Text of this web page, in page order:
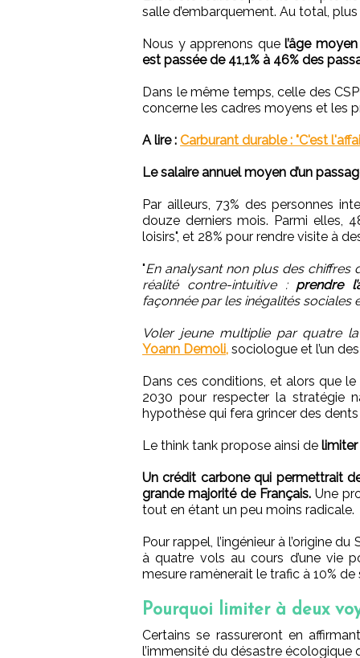
salle d’embarquement. Au total,
Nous y apprenons que l’âge
est passée de 41,1% à 46% des
Dans le même temps, celle des
concerne les cadres moyens et les
A lire : Carburant durable : "C'est
Le salaire annuel moyen d’un
Par ailleurs, 73% des personnes
douze derniers mois. Parmi elles,
loisirs", et 28% pour rendre visite à
"En analysant non plus des
réalité contre-intuitive : prendre
façonnée par les inégalités sociales
Voler jeune multiplie par quatre
Yoann Demoli, sociologue et l’un
Dans ces conditions, et alors que
2030 pour respecter la stratégie
hypothèse qui fera grincer des
Le think tank propose ainsi de limiter
Un crédit carbone qui permettrait
grande majorité de Français. Une
tout en étant un peu moins radicale.
Pour rappel, l’ingénieur à l’origine
à quatre vols au cours d’une vie
mesure ramènerait le trafic à 10%
Pourquoi limiter à deux
Certains se rassureront en
l’immensité du désastre écologique